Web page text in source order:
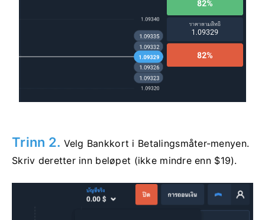
Trinn 2. Velg Bankkort i Betalingsmåter-menyen.
Skriv deretter inn beløpet (ikke mindre enn $19).